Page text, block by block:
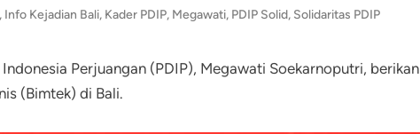
Info Kejadian Bali, Kader PDIP, Megawati, PDIP Solid, Solidaritas PDIP
Perjuangan (PDIP), Megawati Soekarnoputri, berikan
(Bimtek) di Bali.